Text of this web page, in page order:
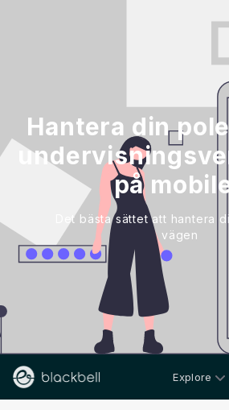
Hantera din
på
Det bästa sättet att hantera
vägen
Explore